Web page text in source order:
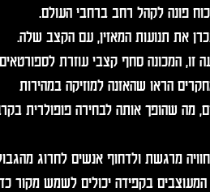
פונה לקהל רחב ברחבי העולם.
את תנועות המאזין, עם הקצב שלה.
זו, המכונה סחף קצבי עוזרת לספורטאים
הראו שהאזנה למוזיקה במהירות
מה שהופך אותה לבחירה פופולרית
מרגשת ולדחוף אנשים לחרוג
המעוצבים בקפידה יכולים לשמש מקור